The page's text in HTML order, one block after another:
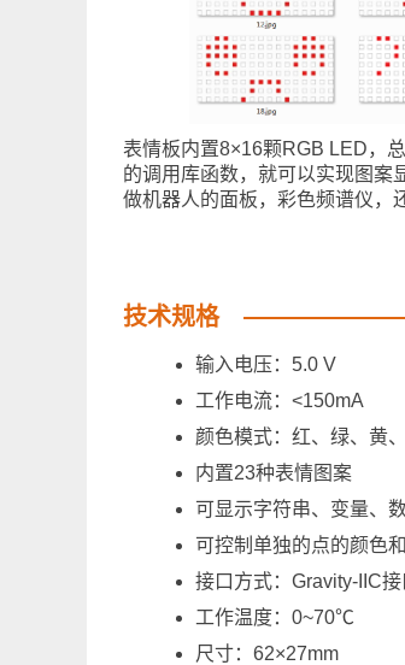
表情板内置8×16颗RGB LED，
的调用库函数，就可以实现图案
做机器人的面板，彩色频谱仪，
技术规格
输入电压：5.0 V
工作电流：<150mA
颜色模式：红、绿、黄
内置23种表情图案
可显示字符串、变量、
可控制单独的点的颜色
接口方式：Gravity-IIC接
工作温度：0~70℃
尺寸：62×27mm